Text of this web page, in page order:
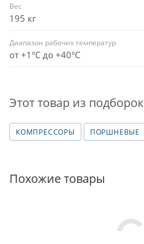
Вес
195 кг
Диапазон рабочих температур
от +1°C до +40°C
Этот товар из подборок
КОМПРЕССОРЫ ПОРШНЕВЫЕ
Похожие товары